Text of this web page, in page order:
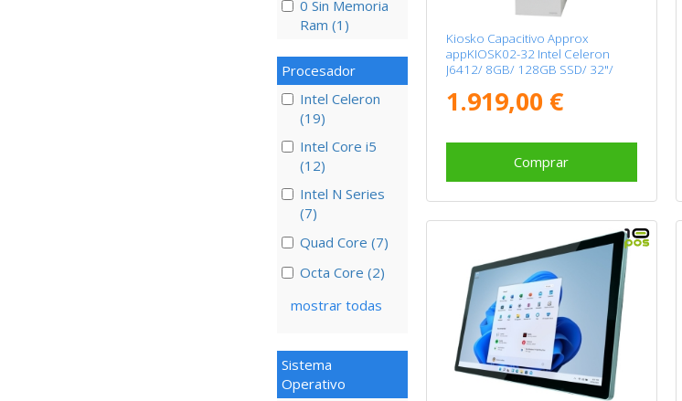
0 Sin Memoria
Ram (1)
Procesador
Intel Celeron
(19)
Intel Core i5
(12)
Intel N Series
(7)
Quad Core (7)
Octa Core (2)
mostrar todas
Sistema
Operativo
Kiosko Capacitivo Approx
appKIOSK02-32 Intel Celeron
J6412/ 8GB/ 128GB SSD/ 32"/
1.919,00 €
Comprar